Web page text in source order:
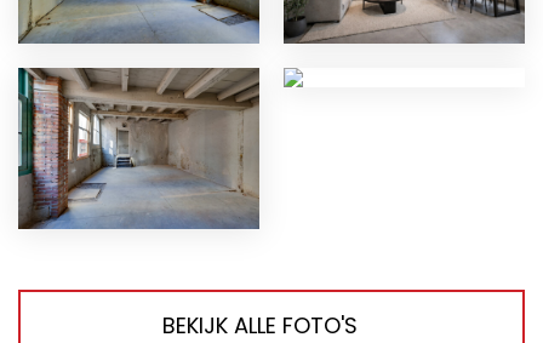
BEKIJK ALLE FOTO'S